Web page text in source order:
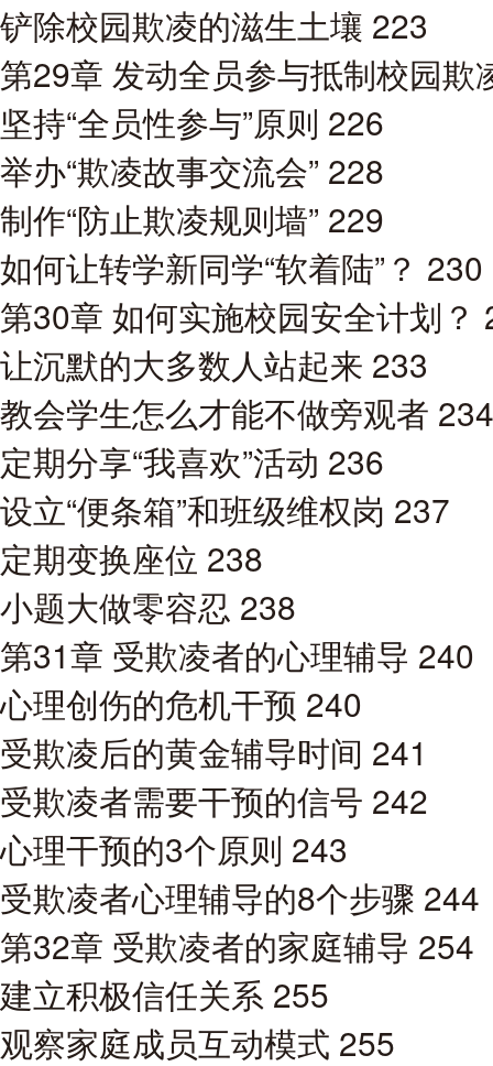
铲除校园欺凌的滋生土壤 223
第29章 发动全员参与抵制校园欺
坚持“全员性参与”原则 226
举办“欺凌故事交流会” 228
制作“防止欺凌规则墙” 229
如何让转学新同学“软着陆”？ 230
第30章 如何实施校园安全计划？
让沉默的大多数人站起来 233
教会学生怎么才能不做旁观者 234
定期分享“我喜欢”活动 236
设立“便条箱”和班级维权岗 237
定期变换座位 238
小题大做零容忍 238
第31章 受欺凌者的心理辅导 240
心理创伤的危机干预 240
受欺凌后的黄金辅导时间 241
受欺凌者需要干预的信号 242
心理干预的3个原则 243
受欺凌者心理辅导的8个步骤 244
第32章 受欺凌者的家庭辅导 254
建立积极信任关系 255
观察家庭成员互动模式 255